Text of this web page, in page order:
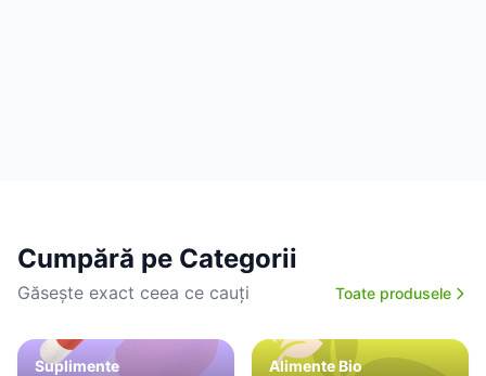
Cumpără pe Categorii
Găsește exact ceea ce cauți Toate produsele
Suplimente Alimente Bio